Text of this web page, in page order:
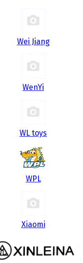
Wei Jiang
WenYi
WL toys
WPL
Xiaomi